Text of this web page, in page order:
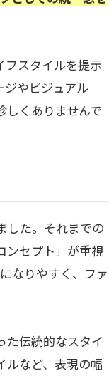
フスタイルを提示
やビジュアル
しくありませんで
した。それまでの
ンセプト」が重視
なりやすく、ファ
た伝統的なスタイ
ルなど、表現の幅